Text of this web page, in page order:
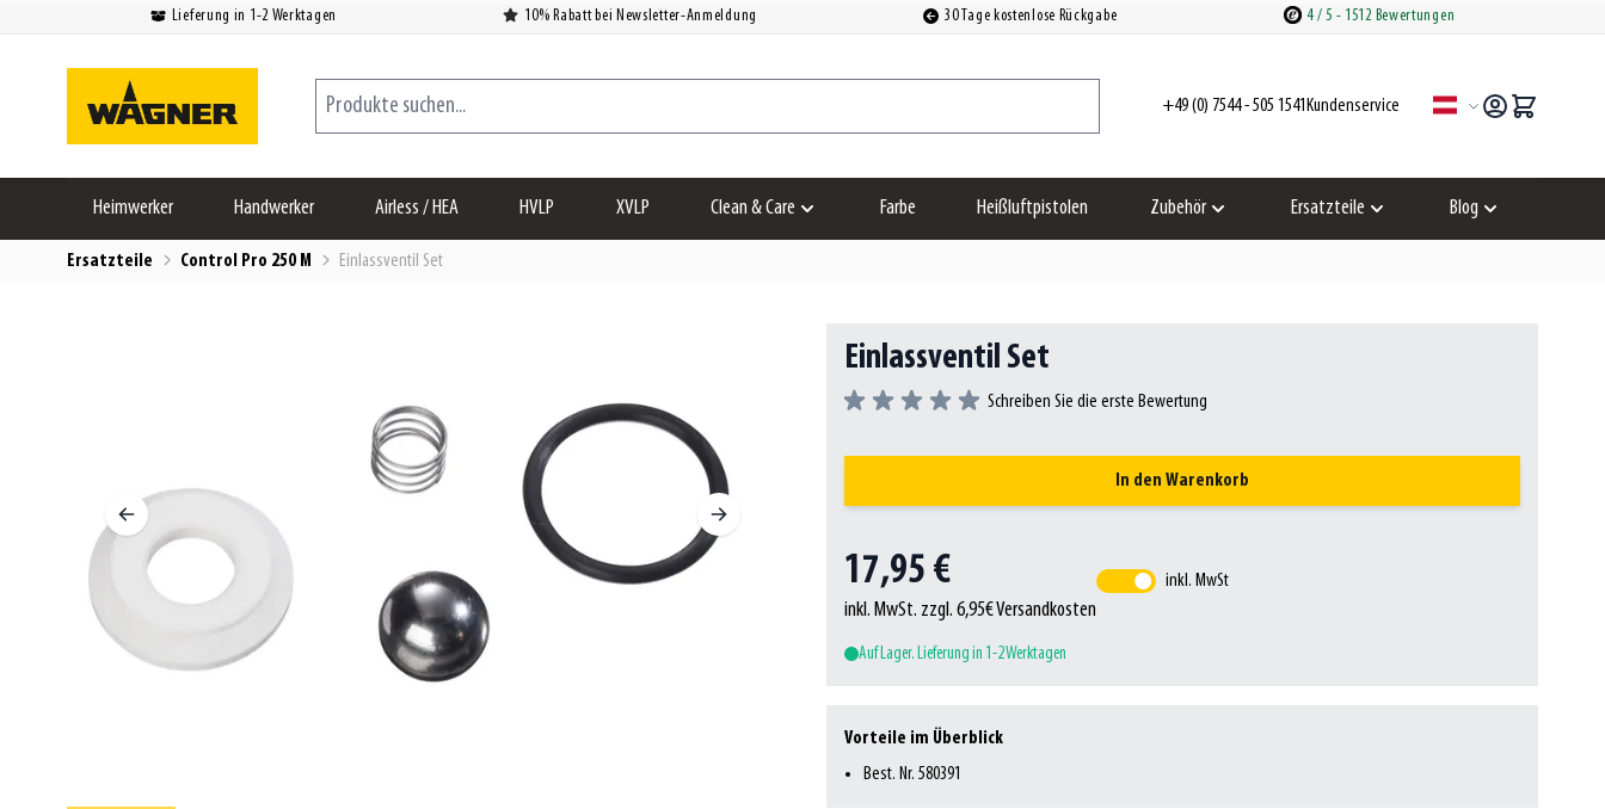
Lieferung in 1-2 Werktagen 10% Rabatt bei Newsletter-Anmeldung 30 Tage kostenlose Rückgabe 4 / 5 - 1512 Bewertungen
Produkte suchen...
+49 (0) 7544 - 505 1541 Kundenservice Sprache
Heimwerker Handwerker Airless / HEA HVLP XVLP Clean & Care Farbe Heißluftpistolen Zubehör Ersatzteile Blog
Ersatzteile
Control Pro 250 M Einlassventil Set
Einlassventil Set
Schreiben Sie die erste Bewertung
In den Warenkorb
17,95 €
inkl. MwSt. zzgl. 6,95€ Versandkosten
inkl. MwSt
Auf Lager. Lieferung in 1-2 Werktagen
Vorteile im Überblick
Best. Nr. 580391